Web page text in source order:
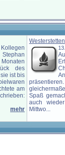
des
ist bis
am
mehr
Westerstetten
Spaß
auch
Mittwo...